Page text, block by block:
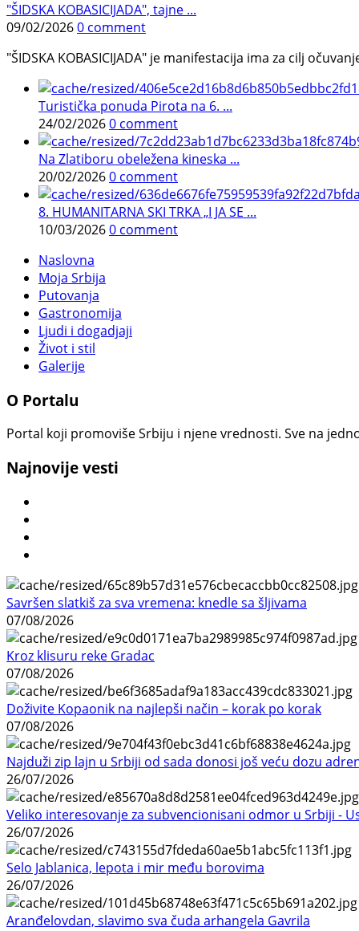
"ŠIDSKA KOBASICIJADA", tajne ...
09/02/20260 comment
"ŠIDSKA KOBASICIJADA" je manifestacija ima za cilj
Turistička ponuda Pirota na 6. ...
24/02/20260 comment
Na Zlatiboru obeležena kineska ...
20/02/20260 comment
8. HUMANITARNA SKI TRKA „I JA SE ...
10/03/20260 comment
Naslovna
Moja Srbija
Putovanja
Gastronomija
Ljudi i dogadjaji
Život i stil
Galerije
O Portalu
Portal koji promoviše Srbiju i njene vrednosti. Sve na
Najnovije vesti
Savršen slatkiš za sva vremena: knedle sa šljivama
07/08/2026
Kroz klisuru reke Gradac
07/08/2026
Doživite Kopaonik na najlepši način – korak po korak
07/08/2026
Najduži zip lajn u Srbiji od sada donosi još veću dozu
26/07/2026
Veliko interesovanje za subvencionisani odmor u Srbiji -
26/07/2026
Selo Jablanica, lepota i mir među borovima
26/07/2026
Aranđelovdan, slavimo sva čuda arhangela Gavrila